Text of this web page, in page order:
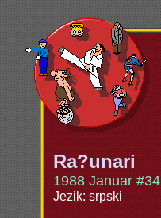
Ra?unari
1988 Januar #34
Jezik: srpski